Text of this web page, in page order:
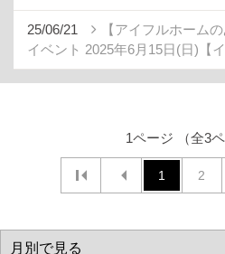
25/06/21
【アイフルホーム
イベント 2025年6月15日(日)【
1ページ （全3ペ
1 2